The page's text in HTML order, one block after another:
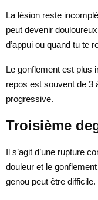
La lésion reste
peut devenir
d’appui ou quand tu te
Le gonflement est plus
repos est souvent de 3
progressive.
Troisième
Il s’agit d’une rupture
douleur et le
genou peut être difficile.